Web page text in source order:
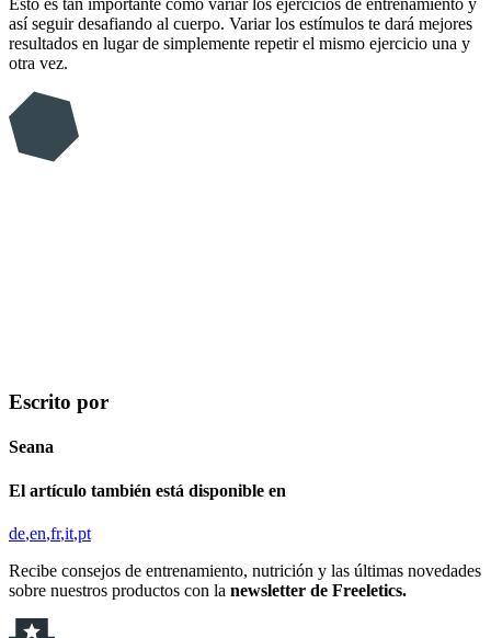
Esto es tan importante como variar los ejercicios de entrenamiento y
así seguir desafiando al cuerpo. Variar los estímulos te dará mejores
resultados en lugar de simplemente repetir el mismo ejercicio una y
otra vez.
Escrito por
Seana
El artículo también está disponible en
de en fr it pt
Recibe consejos de entrenamiento, nutrición y las últimas novedades
sobre nuestros productos con la newsletter de Freeletics.